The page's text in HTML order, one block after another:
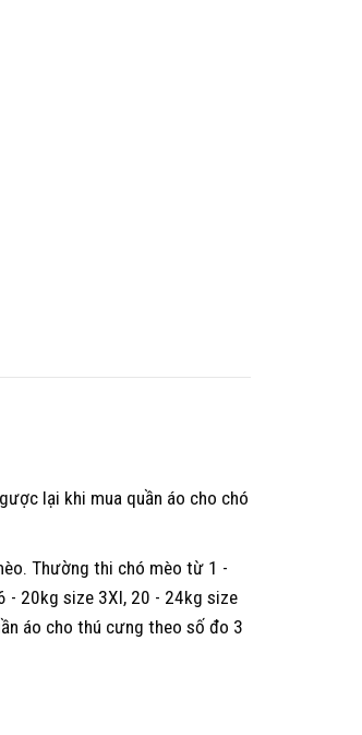
lại khi mua quần áo cho chó
Thường thi chó mèo từ 1 -
- 20kg size 3Xl, 20 - 24kg size
áo cho thú cưng theo số đo 3